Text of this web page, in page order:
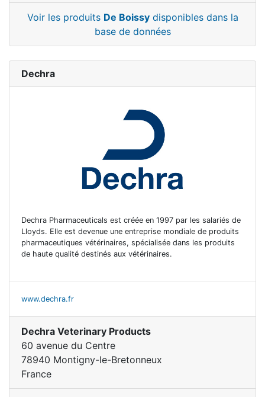
Voir les produits De Boissydisponibles dans la
base de données
Dechra
Dechra Pharmaceuticals est créée en 1997 par les salariés de
Lloyds. Elle est devenue une entreprise mondiale de produits
pharmaceutiques vétérinaires, spécialisée dans les produits
de haute qualité destinés aux vétérinaires.
www.dechra.fr
Dechra Veterinary Products
60 avenue du Centre
78940 Montigny-le-Bretonneux
France